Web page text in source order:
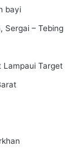
bayi
Sergai – Tebing
Lampaui Target